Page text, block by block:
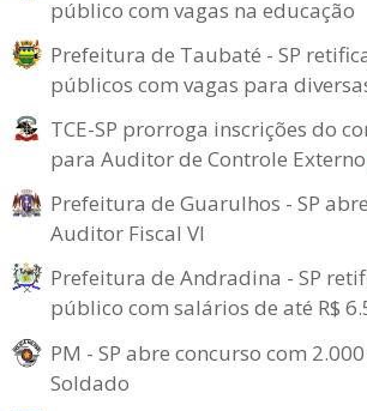
público com vagas na educação
Prefeitura de Taubaté - SP
públicos com vagas para
TCE-SP prorroga inscrições do
para Auditor de Controle Externo
Prefeitura de Guarulhos - SP
Auditor Fiscal VI
Prefeitura de Andradina - SP
público com salários de até R$
PM - SP abre concurso com
Soldado